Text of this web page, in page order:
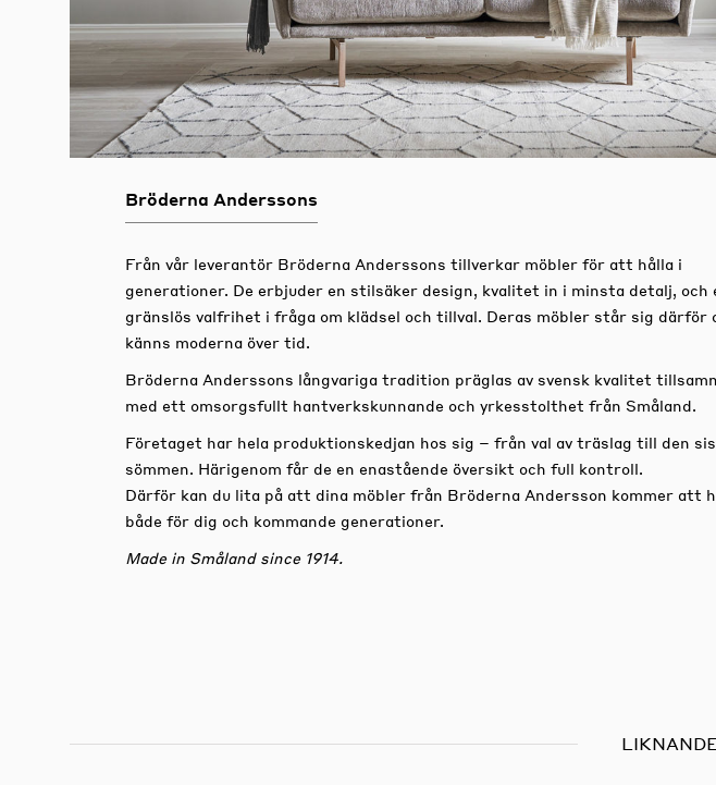
Bröderna Anderssons
Från vår leverantör Bröderna Anderssons tillverkar möbler för att hålla i
generationer. De erbjuder en stilsäker design, kvalitet in i minsta detalj, och
gränslös valfrihet i fråga om klädsel och tillval. Deras möbler står sig därför
känns moderna över tid.
Bröderna Anderssons långvariga tradition präglas av svensk kvalitet
med ett omsorgsfullt hantverkskunnande och yrkesstolthet från Småland.
Företaget har hela produktionskedjan hos sig – från val av träslag till den
sömmen. Härigenom får de en enastående översikt och full kontroll.
Därför kan du lita på att dina möbler från Bröderna Andersson kommer att
både för dig och kommande generationer.
Made in Småland since 1914.